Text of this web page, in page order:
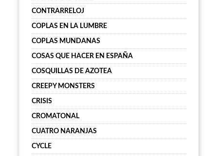
CONTRARRELOJ
COPLAS EN LA LUMBRE
COPLAS MUNDANAS
COSAS QUE HACER EN ESPAÑA
COSQUILLAS DE AZOTEA
CREEPY MONSTERS
CRISIS
CROMATONAL
CUATRO NARANJAS
CYCLE